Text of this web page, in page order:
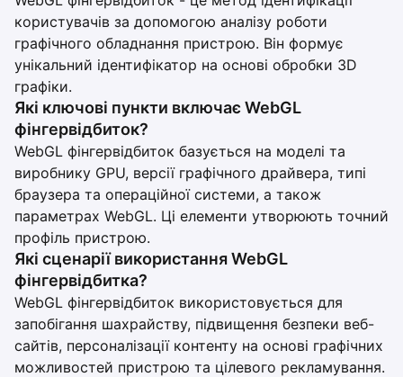
користувачів за допомогою аналізу роботи
графічного обладнання пристрою. Він формує
унікальний ідентифікатор на основі обробки 3D
графіки.
Які ключові пункти включає WebGL
фінгервідбиток?
WebGL фінгервідбиток базується на моделі та
виробнику GPU, версії графічного драйвера, типі
браузера та операційної системи, а також
параметрах WebGL. Ці елементи утворюють точний
профіль пристрою.
Які сценарії використання WebGL
фінгервідбитка?
WebGL фінгервідбиток використовується для
запобігання шахрайству, підвищення безпеки веб-
сайтів, персоналізації контенту на основі графічних
можливостей пристрою та цілевого рекламування.